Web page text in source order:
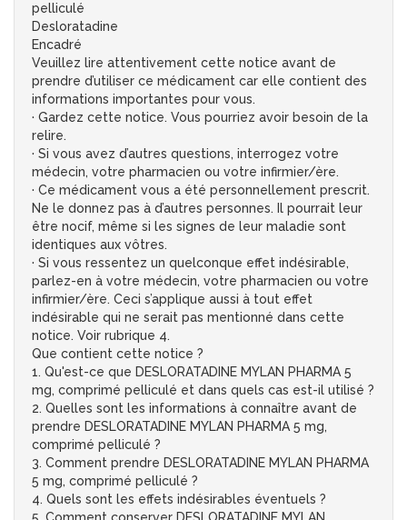
pelliculé
Desloratadine
Encadré
Veuillez lire attentivement cette notice avant de
prendre d’utiliser ce médicament car elle contient des
informations importantes pour vous.
· Gardez cette notice. Vous pourriez avoir besoin de la
relire.
· Si vous avez d’autres questions, interrogez votre
médecin, votre pharmacien ou votre infirmier/ère.
· Ce médicament vous a été personnellement prescrit.
Ne le donnez pas à d’autres personnes. Il pourrait leur
être nocif, même si les signes de leur maladie sont
identiques aux vôtres.
· Si vous ressentez un quelconque effet indésirable,
parlez-en à votre médecin, votre pharmacien ou votre
infirmier/ère. Ceci s’applique aussi à tout effet
indésirable qui ne serait pas mentionné dans cette
notice. Voir rubrique 4.
Que contient cette notice ?
1. Qu'est-ce que DESLORATADINE MYLAN PHARMA 5
mg, comprimé pelliculé et dans quels cas est-il utilisé ?
2. Quelles sont les informations à connaître avant de
prendre DESLORATADINE MYLAN PHARMA 5 mg,
comprimé pelliculé ?
3. Comment prendre DESLORATADINE MYLAN PHARMA
5 mg, comprimé pelliculé ?
4. Quels sont les effets indésirables éventuels ?